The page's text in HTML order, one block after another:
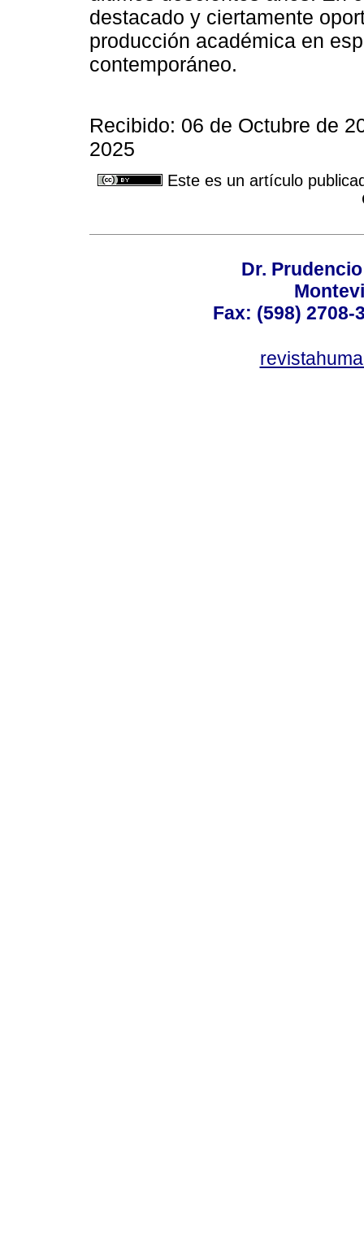
destacado y ciertamente
producción académica en
contemporáneo.
Recibido: 06 de Octubre de
2025
Este es un artículo
Dr.
Fax: (598) 2708-